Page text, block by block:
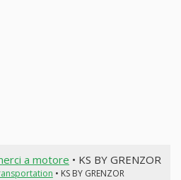
a motore • KS BY GRENZOR
• KS BY GRENZOR